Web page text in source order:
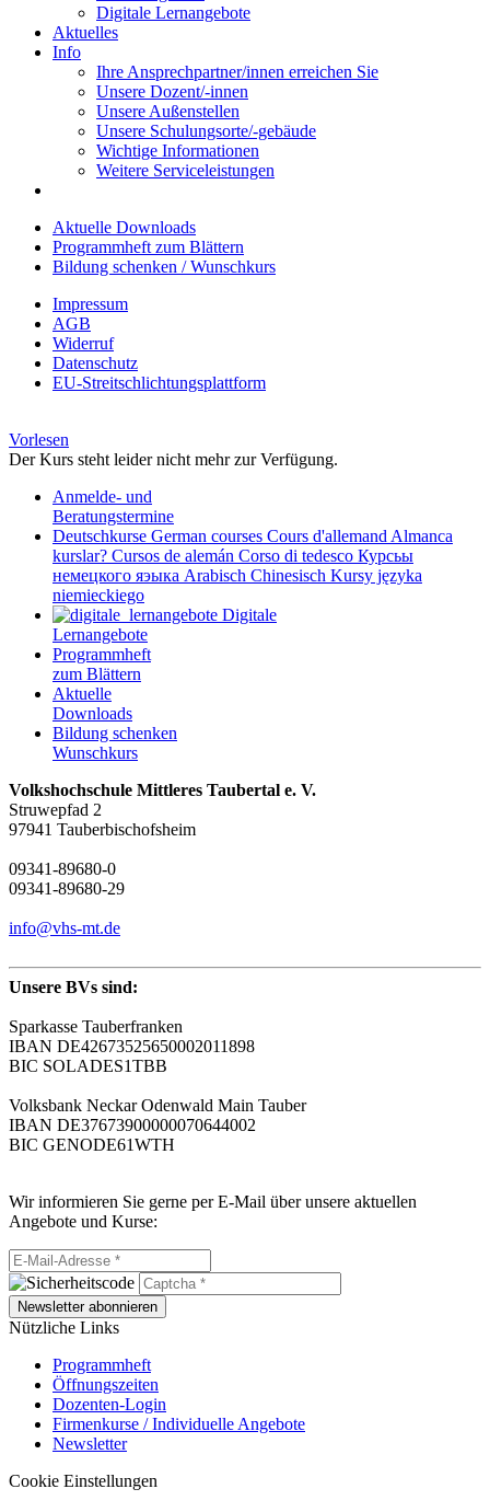
Digitale Lernangebote
Aktuelles
Info
Ihre Ansprechpartner/innen erreichen Sie
Unsere Dozent/-innen
Unsere Außenstellen
Unsere Schulungsorte/-gebäude
Wichtige Informationen
Weitere Serviceleistungen
Aktuelle Downloads
Programmheft zum Blättern
Bildung schenken / Wunschkurs
Impressum
AGB
Widerruf
Datenschutz
EU-Streitschlichtungsplattform
Vorlesen
Der Kurs steht leider nicht mehr zur Verfügung.
Anmelde- und
Beratungstermine
Deutschkurse German courses Cours d'allemand Almanca
kurslar? Cursos de alemán Corso di tedesco Курсьы
немецкого яэыка Arabisch Chinesisch Kursy języka
niemieckiego
Digitale
Lernangebote
Programmheft
zum Blättern
Aktuelle
Downloads
Bildung schenken
Wunschkurs
Volkshochschule Mittleres Taubertal e. V.
Struwepfad 2
97941 Tauberbischofsheim
09341-89680-0
09341-89680-29
info@vhs-mt.de
Unsere BVs sind:
Sparkasse Tauberfranken
IBAN DE42673525650002011898
BIC SOLADES1TBB
Volksbank Neckar Odenwald Main Tauber
IBAN DE37673900000070644002
BIC GENODE61WTH
Wir informieren Sie gerne per E-Mail über unsere aktuellen
Angebote und Kurse:
Newsletter abonnieren
Nützliche Links
Programmheft
Öffnungszeiten
Dozenten-Login
Firmenkurse / Individuelle Angebote
Newsletter
Cookie Einstellungen